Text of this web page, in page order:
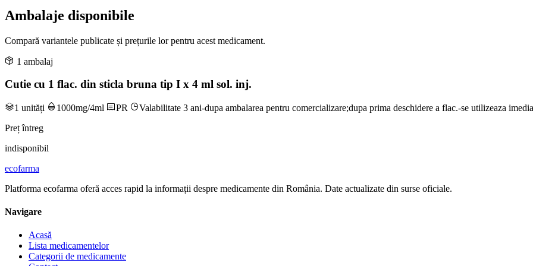
Ambalaje disponibile
Compară variantele publicate și prețurile lor pentru acest medicament.
1 ambalaj
Cutie cu 1 flac. din sticla bruna tip I x 4 ml sol. inj.
1 unități 1000mg/4ml PR Valabilitate 3 ani-dupa ambalarea pentru comercializare;dupa prima deschidere a flac.-se utilizeaza
Preț întreg
indisponibil
ecofarma
Platforma ecofarma oferă acces rapid la informații despre medicamente din România. Date actualizate din surse oficiale.
Navigare
Acasă
Lista medicamentelor
Categorii de medicamente